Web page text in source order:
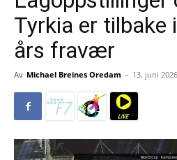
Tyrkia er tilbake
års fravær
Av Michael Breines Oredam - 13. juni 2026